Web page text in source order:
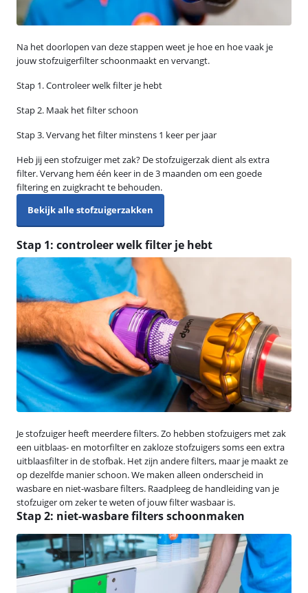
Na het doorlopen van deze stappen weet je hoe en hoe vaak je
jouw stofzuigerfilter schoonmaakt en vervangt.
Stap 1. Controleer welk filter je hebt
Stap 2. Maak het filter schoon
Stap 3. Vervang het filter minstens 1 keer per jaar
Heb jij een stofzuiger met zak? De stofzuigerzak dient als extra
filter. Vervang hem één keer in de 3 maanden om een goede
filtering en zuigkracht te behouden.
Bekijk alle stofzuigerzakken
Stap 1: controleer welk filter je hebt
Je stofzuiger heeft meerdere filters. Zo hebben stofzuigers met zak
een uitblaas- en motorfilter en zakloze stofzuigers soms een extra
uitblaasfilter in de stofbak. Het zijn andere filters, maar je maakt ze
op dezelfde manier schoon. We maken alleen onderscheid in
wasbare en niet-wasbare filters. Raadpleeg de handleiding van je
stofzuiger om zeker te weten of jouw filter wasbaar is.
Stap 2: niet-wasbare filters schoonmaken